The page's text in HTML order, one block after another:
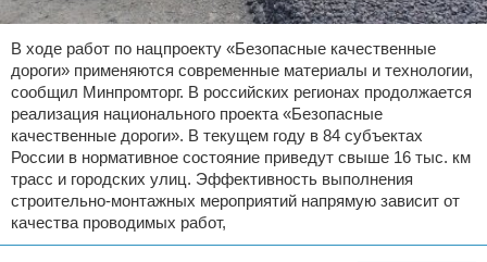
В ходе работ по нацпроекту «Безопасные качественные
дороги» применяются современные материалы и технологии,
сообщил Минпромторг. В российских регионах продолжается
реализация национального проекта «Безопасные
качественные дороги». В текущем году в 84 субъектах
России в нормативное состояние приведут свыше 16 тыс. км
трасс и городских улиц. Эффективность выполнения
строительно-монтажных мероприятий напрямую зависит от
качества проводимых работ,